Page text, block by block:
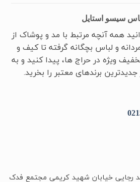
سیسو استایل
همه آنچه مرتبط با مد و پوشاک از
و لباس بچگانه گرفته تا کیف و
ویژه در حراج ها، پیدا کنید و به
برندهای معتبر را بخرید.
رجایی خیابان شهید کریمی مجتمع فدک